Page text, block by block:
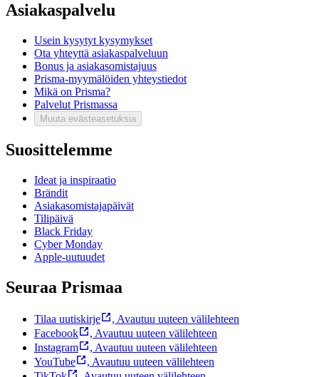
Asiakaspalvelu
Usein kysytyt kysymykset
Ota yhteyttä asiakaspalveluun
Bonus ja asiakasomistajuus
Prisma-myymälöiden yhteystiedot
Mikä on Prisma?
Palvelut Prismassa
Muuta evästeasetuksia
Suosittelemme
Ideat ja inspiraatio
Brändit
Asiakasomistajapäivät
Tilipäivä
Black Friday
Cyber Monday
Apple-uutuudet
Seuraa Prismaa
Tilaa uutiskirje , Avautuu uuteen välilehteen
Facebook
, Avautuu uuteen välilehteen
Instagram
, Avautuu uuteen välilehteen
YouTube
, Avautuu uuteen välilehteen